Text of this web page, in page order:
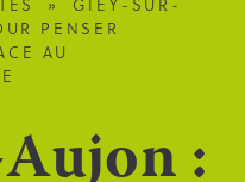
»
GIEY-SUR-
PENSER
AU